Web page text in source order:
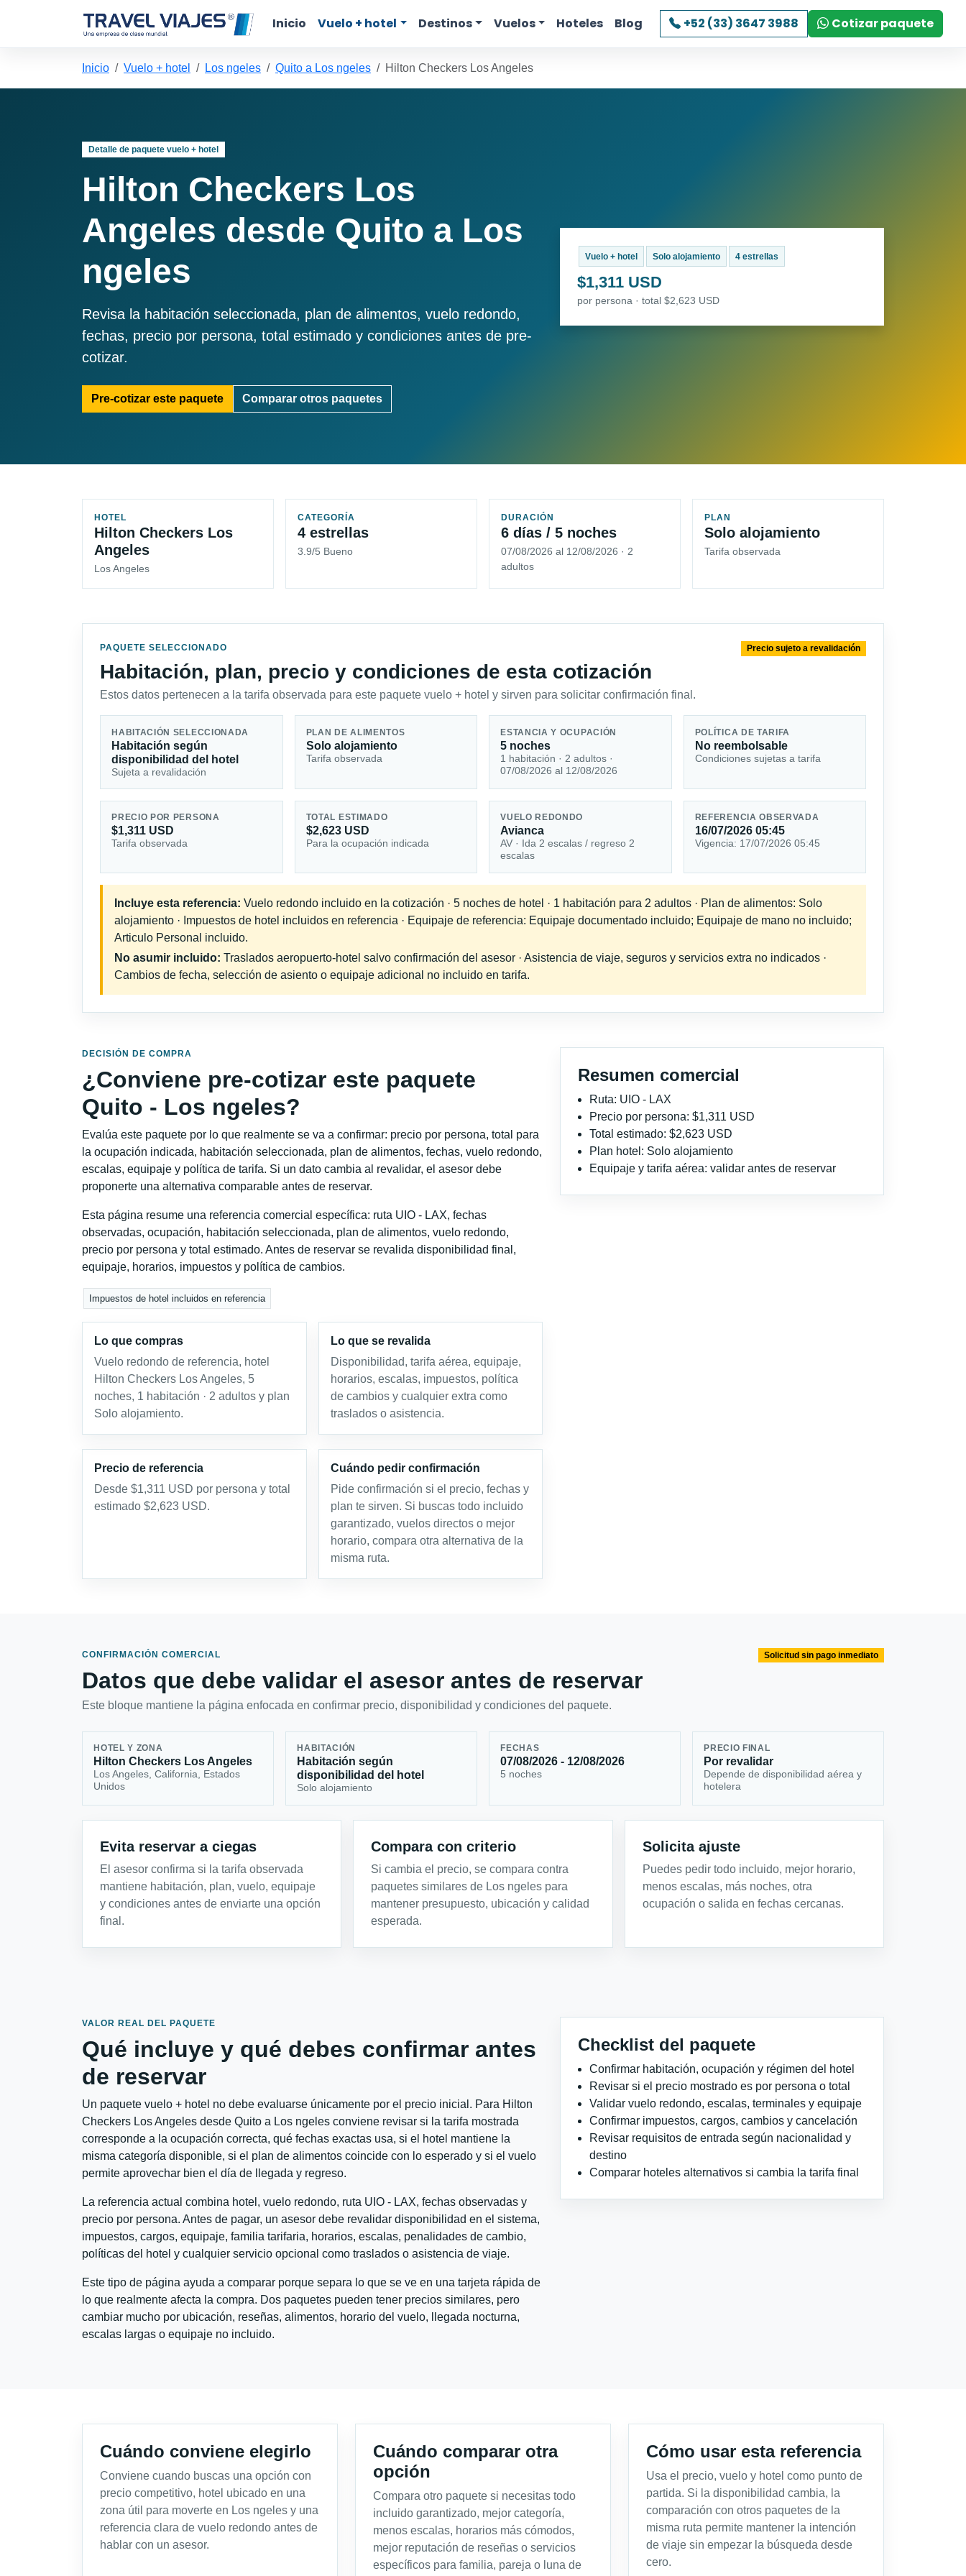
Inicio Vuelo + hotel Destinos Vuelos Hoteles Blog +52 (33) 3647 3988 Cotizar paquete
Inicio Vuelo + hotel Los ngeles Quito a Los ngeles Hilton Checkers Los Angeles
Detalle de paquete vuelo + hotel
Hilton Checkers Los
Angeles desde Quito a Los
ngeles
Revisa la habitación seleccionada, plan de alimentos, vuelo redondo,
fechas, precio por persona, total estimado y condiciones antes de pre-
cotizar.
Pre-cotizar este paquete Comparar otros paquetes
Vuelo + hotel Solo alojamiento 4 estrellas
$1,311 USD
por persona · total $2,623 USD
HOTEL
Hilton Checkers Los
Angeles
Los Angeles
CATEGORÍA
4 estrellas
3.9/5 Bueno
DURACIÓN
6 días / 5 noches
07/08/2026 al 12/08/2026 · 2
adultos
PLAN
Solo alojamiento
Tarifa observada
PAQUETE SELECCIONADO
Habitación, plan, precio y condiciones de esta cotización
Estos datos pertenecen a la tarifa observada para este paquete vuelo + hotel y sirven para solicitar confirmación final.
Precio sujeto a revalidación
HABITACIÓN SELECCIONADA
Habitación según
disponibilidad del hotel
Sujeta a revalidación
PLAN DE ALIMENTOS
Solo alojamiento
Tarifa observada
ESTANCIA Y OCUPACIÓN
5 noches
1 habitación · 2 adultos ·
07/08/2026 al 12/08/2026
POLÍTICA DE TARIFA
No reembolsable
Condiciones sujetas a tarifa
PRECIO POR PERSONA
$1,311 USD
Tarifa observada
TOTAL ESTIMADO
$2,623 USD
Para la ocupación indicada
VUELO REDONDO
Avianca
AV · Ida 2 escalas / regreso 2
escalas
REFERENCIA OBSERVADA
16/07/2026 05:45
Vigencia: 17/07/2026 05:45
Incluye esta referencia: Vuelo redondo incluido en la cotización · 5 noches de hotel · 1 habitación para 2 adultos · Plan de alimentos: Solo
alojamiento · Impuestos de hotel incluidos en referencia · Equipaje de referencia: Equipaje documentado incluido; Equipaje de mano no incluido;
Articulo Personal incluido.
No asumir incluido: Traslados aeropuerto-hotel salvo confirmación del asesor · Asistencia de viaje, seguros y servicios extra no indicados ·
Cambios de fecha, selección de asiento o equipaje adicional no incluido en tarifa.
DECISIÓN DE COMPRA
¿Conviene pre-cotizar este paquete
Quito - Los ngeles?
Evalúa este paquete por lo que realmente se va a confirmar: precio por persona, total para
la ocupación indicada, habitación seleccionada, plan de alimentos, fechas, vuelo redondo,
escalas, equipaje y política de tarifa. Si un dato cambia al revalidar, el asesor debe
proponerte una alternativa comparable antes de reservar.
Esta página resume una referencia comercial específica: ruta UIO - LAX, fechas
observadas, ocupación, habitación seleccionada, plan de alimentos, vuelo redondo,
precio por persona y total estimado. Antes de reservar se revalida disponibilidad final,
equipaje, horarios, impuestos y política de cambios.
Impuestos de hotel incluidos en referencia
Lo que compras
Vuelo redondo de referencia, hotel
Hilton Checkers Los Angeles, 5
noches, 1 habitación · 2 adultos y plan
Solo alojamiento.
Lo que se revalida
Disponibilidad, tarifa aérea, equipaje,
horarios, escalas, impuestos, política
de cambios y cualquier extra como
traslados o asistencia.
Precio de referencia
Desde $1,311 USD por persona y total
estimado $2,623 USD.
Cuándo pedir confirmación
Pide confirmación si el precio, fechas y
plan te sirven. Si buscas todo incluido
garantizado, vuelos directos o mejor
horario, compara otra alternativa de la
misma ruta.
Resumen comercial
Ruta: UIO - LAX
Precio por persona: $1,311 USD
Total estimado: $2,623 USD
Plan hotel: Solo alojamiento
Equipaje y tarifa aérea: validar antes de reservar
CONFIRMACIÓN COMERCIAL
Datos que debe validar el asesor antes de reservar
Este bloque mantiene la página enfocada en confirmar precio, disponibilidad y condiciones del paquete.
Solicitud sin pago inmediato
HOTEL Y ZONA
Hilton Checkers Los Angeles
Los Angeles, California, Estados
Unidos
HABITACIÓN
Habitación según
disponibilidad del hotel
Solo alojamiento
FECHAS
07/08/2026 - 12/08/2026
5 noches
PRECIO FINAL
Por revalidar
Depende de disponibilidad aérea y
hotelera
Evita reservar a ciegas
El asesor confirma si la tarifa observada
mantiene habitación, plan, vuelo, equipaje
y condiciones antes de enviarte una opción
final.
Compara con criterio
Si cambia el precio, se compara contra
paquetes similares de Los ngeles para
mantener presupuesto, ubicación y calidad
esperada.
Solicita ajuste
Puedes pedir todo incluido, mejor horario,
menos escalas, más noches, otra
ocupación o salida en fechas cercanas.
VALOR REAL DEL PAQUETE
Qué incluye y qué debes confirmar antes
de reservar
Un paquete vuelo + hotel no debe evaluarse únicamente por el precio inicial. Para Hilton
Checkers Los Angeles desde Quito a Los ngeles conviene revisar si la tarifa mostrada
corresponde a la ocupación correcta, qué fechas exactas usa, si el hotel mantiene la
misma categoría disponible, si el plan de alimentos coincide con lo esperado y si el vuelo
permite aprovechar bien el día de llegada y regreso.
La referencia actual combina hotel, vuelo redondo, ruta UIO - LAX, fechas observadas y
precio por persona. Antes de pagar, un asesor debe revalidar disponibilidad en el sistema,
impuestos, cargos, equipaje, familia tarifaria, horarios, escalas, penalidades de cambio,
políticas del hotel y cualquier servicio opcional como traslados o asistencia de viaje.
Este tipo de página ayuda a comparar porque separa lo que se ve en una tarjeta rápida de
lo que realmente afecta la compra. Dos paquetes pueden tener precios similares, pero
cambiar mucho por ubicación, reseñas, alimentos, horario del vuelo, llegada nocturna,
escalas largas o equipaje no incluido.
Checklist del paquete
Confirmar habitación, ocupación y régimen del hotel
Revisar si el precio mostrado es por persona o total
Validar vuelo redondo, escalas, terminales y equipaje
Confirmar impuestos, cargos, cambios y cancelación
Revisar requisitos de entrada según nacionalidad y
destino
Comparar hoteles alternativos si cambia la tarifa final
Cuándo conviene elegirlo
Conviene cuando buscas una opción con
precio competitivo, hotel ubicado en una
zona útil para moverte en Los ngeles y una
referencia clara de vuelo redondo antes de
hablar con un asesor.
Cuándo comparar otra
opción
Compara otro paquete si necesitas todo
incluido garantizado, mejor categoría,
menos escalas, horarios más cómodos,
mejor reputación de reseñas o servicios
específicos para familia, pareja o luna de
Cómo usar esta referencia
Usa el precio, vuelo y hotel como punto de
partida. Si la disponibilidad cambia, la
comparación con otros paquetes de la
misma ruta permite mantener la intención
de viaje sin empezar la búsqueda desde
cero.